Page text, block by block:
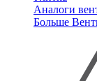
Аналоги
Больше